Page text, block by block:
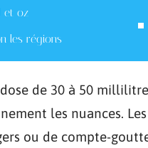
et oz
les régions
de 30 à 50
les nuances.
ou de compte-